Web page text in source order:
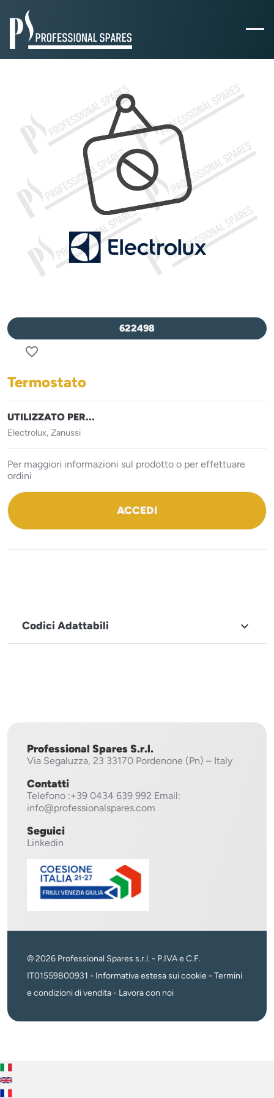
622498
favorite_border
Termostato
UTILIZZATO PER...
Electrolux, Zanussi
Per maggiori informazioni sul prodotto o per effettuare
ordini
ACCEDI
Codici Adattabili 
Professional Spares S.r.l.
Via Segaluzza, 23 33170 Pordenone (Pn) – Italy
Contatti
Telefono :+39 0434 639 992 Email:
info@professionalspares.com
Seguici
Linkedin
© 2026 Professional Spares s.r.l. - P.IVA e C.F.
IT01559800931 - Informativa estesa sui cookie - Termini
e condizioni di vendita- Lavora con noi